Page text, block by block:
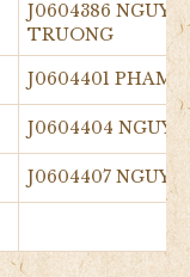
J0604386
TRUONG
J0604401 PHAM
J0604404
J0604407